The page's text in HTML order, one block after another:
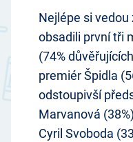
Nejlépe si vedou
obsadili první tři
(74%
premiér Špidla
odstoupivší
Marvanová
Cyril Svoboda